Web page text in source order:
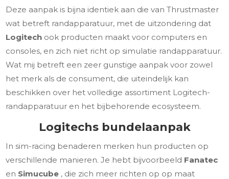
Deze aanpak is bijna identiek aan die van Thrustmaster
wat betreft randapparatuur, met de uitzondering dat
Logitech ook producten maakt voor computers en
consoles, en zich niet richt op simulatie randapparatuur.
Wat mij betreft een zeer gunstige aanpak voor zowel
het merk als de consument, die uiteindelijk kan
beschikken over het volledige assortiment Logitech-
randapparatuur en het bijbehorende ecosysteem.
Logitechs bundelaanpak
In sim-racing benaderen merken hun producten op
verschillende manieren. Je hebt bijvoorbeeld Fanatec
en Simucube , die zich meer richten op op maat